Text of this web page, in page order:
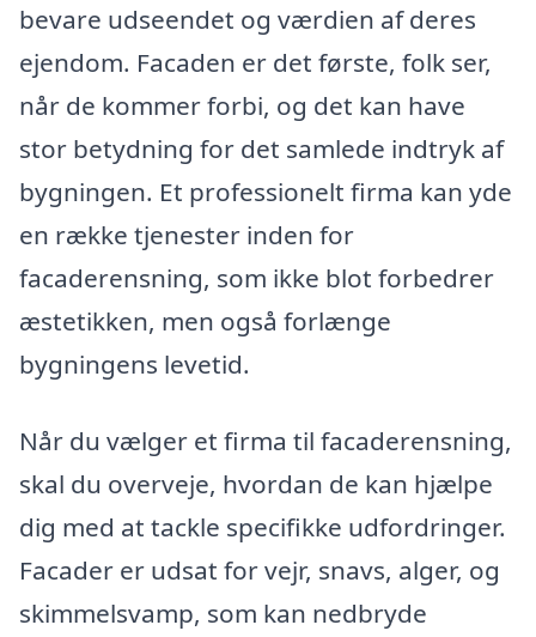
bevare udseendet og værdien af deres
ejendom. Facaden er det første, folk ser,
når de kommer forbi, og det kan have
stor betydning for det samlede indtryk af
bygningen. Et professionelt firma kan yde
en række tjenester inden for
facaderensning, som ikke blot forbedrer
æstetikken, men også forlænge
bygningens levetid.
Når du vælger et firma til facaderensning,
skal du overveje, hvordan de kan hjælpe
dig med at tackle specifikke udfordringer.
Facader er udsat for vejr, snavs, alger, og
skimmelsvamp, som kan nedbryde